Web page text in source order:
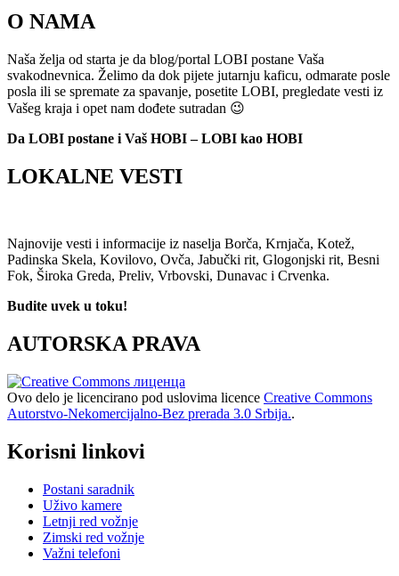
O NAMA
Naša želja od starta je da blog/portal LOBI postane Vaša
svakodnevnica. Želimo da dok pijete jutarnju kaficu, odmarate posle
posla ili se spremate za spavanje, posetite LOBI, pregledate vesti iz
Vašeg kraja i opet nam dođete sutradan 😉
Da LOBI postane i Vaš HOBI – LOBI kao HOBI
LOKALNE VESTI
Najnovije vesti i informacije iz naselja Borča, Krnjača, Kotež,
Padinska Skela, Kovilovo, Ovča, Jabučki rit, Glogonjski rit, Besni
Fok, Široka Greda, Preliv, Vrbovski, Dunavac i Crvenka.
Budite uvek u toku!
AUTORSKA PRAVA
Ovo delo je licencirano pod uslovima licence Creative Commons
Autorstvo-Nekomercijalno-Bez prerada 3.0 Srbija..
Korisni linkovi
Postani saradnik
Uživo kamere
Letnji red vožnje
Zimski red vožnje
Važni telefoni